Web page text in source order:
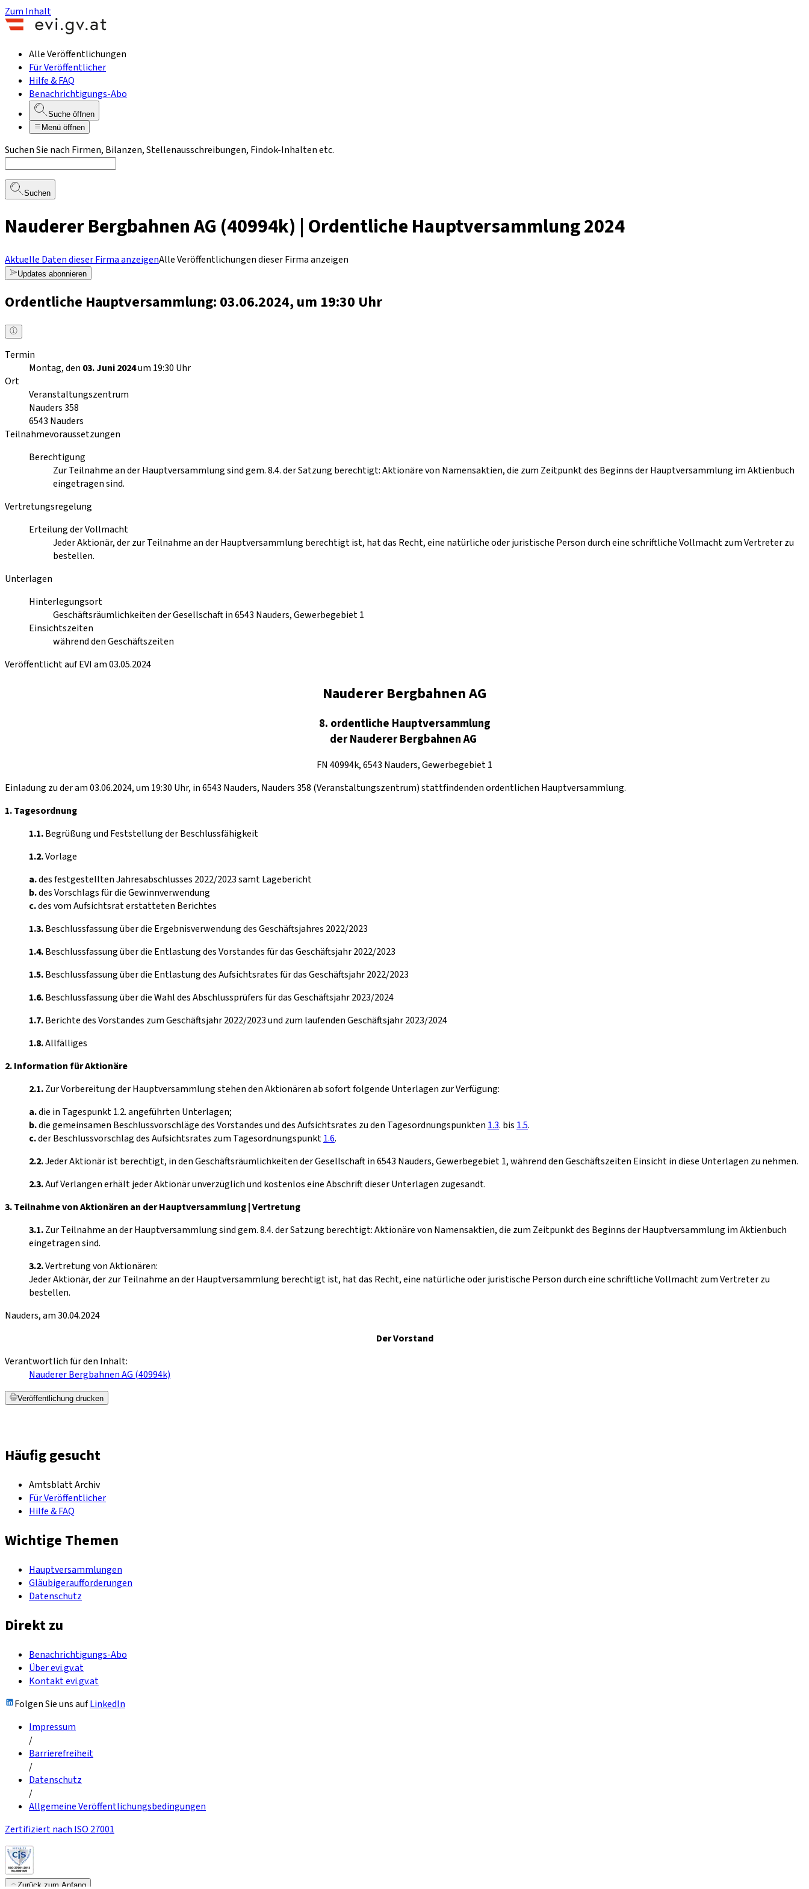
Zum Inhalt
Alle Veröffentlichungen
Für Veröffentlicher
Hilfe & FAQ
Benachrichtigungs-Abo
Suche öffnen
Menü öffnen
Suchen Sie nach Firmen, Bilanzen, Stellenausschreibungen, Findok-Inhalten etc.
Suchen
Nauderer Bergbahnen AG (40994k) | Ordentliche Hauptversammlung 2024
Aktuelle Daten dieser Firma anzeigenAlle Veröffentlichungen dieser Firma anzeigen
Updates abonnieren
Ordentliche Hauptversammlung: 03.06.2024, um 19:30 Uhr
Termin
Montag, den 03. Juni 2024um 19:30 Uhr
Ort
Veranstaltungszentrum
Nauders 358
6543 Nauders
Teilnahmevoraussetzungen
Berechtigung
Zur Teilnahme an der Hauptversammlung sind gem. 8.4. der Satzung berechtigt: Aktionäre von Namensaktien, die zum Zeitpunkt des Beginns der Hauptversammlung im Aktienbuch
eingetragen sind.
Vertretungsregelung
Erteilung der Vollmacht
Jeder Aktionär, der zur Teilnahme an der Hauptversammlung berechtigt ist, hat das Recht, eine natürliche oder juristische Person durch eine schriftliche Vollmacht zum Vertreter zu
bestellen.
Unterlagen
Hinterlegungsort
Geschäftsräumlichkeiten der Gesellschaft in 6543 Nauders, Gewerbegebiet 1
Einsichtszeiten
während den Geschäftszeiten
Veröffentlicht auf EVI am 03.05.2024
Nauderer Bergbahnen AG
8. ordentliche Hauptversammlung
der Nauderer Bergbahnen AG
FN 40994k, 6543 Nauders, Gewerbegebiet 1
Einladung zu der am 03.06.2024, um 19:30 Uhr, in 6543 Nauders, Nauders 358 (Veranstaltungszentrum) stattfindenden ordentlichen Hauptversammlung.
1. Tagesordnung
1.1.Begrüßung und Feststellung der Beschlussfähigkeit
1.2.Vorlage
a.des festgestellten Jahresabschlusses 2022/2023 samt Lagebericht
b.des Vorschlags für die Gewinnverwendung
c.des vom Aufsichtsrat erstatteten Berichtes
1.3.Beschlussfassung über die Ergebnisverwendung des Geschäftsjahres 2022/2023
1.4.Beschlussfassung über die Entlastung des Vorstandes für das Geschäftsjahr 2022/2023
1.5.Beschlussfassung über die Entlastung des Aufsichtsrates für das Geschäftsjahr 2022/2023
1.6.Beschlussfassung über die Wahl des Abschlussprüfers für das Geschäftsjahr 2023/2024
1.7.Berichte des Vorstandes zum Geschäftsjahr 2022/2023 und zum laufenden Geschäftsjahr 2023/2024
1.8.Allfälliges
2. Information für Aktionäre
2.1.Zur Vorbereitung der Hauptversammlung stehen den Aktionären ab sofort folgende Unterlagen zur Verfügung:
a.die in Tagespunkt 1.2. angeführten Unterlagen;
b.die gemeinsamen Beschlussvorschläge des Vorstandes und des Aufsichtsrates zu den Tagesordnungspunkten 1.3. bis 1.5.
c.der Beschlussvorschlag des Aufsichtsrates zum Tagesordnungspunkt1.6.
2.2.Jeder Aktionär ist berechtigt, in den Geschäftsräumlichkeiten der Gesellschaft in 6543 Nauders, Gewerbegebiet 1, während den Geschäftszeiten Einsicht in diese Unterlagen zu nehmen.
2.3.Auf Verlangen erhält jeder Aktionär unverzüglich und kostenlos eine Abschrift dieser Unterlagen zugesandt.
3. Teilnahme von Aktionären an der Hauptversammlung | Vertretung
3.1.Zur Teilnahme an der Hauptversammlung sind gem. 8.4. der Satzung berechtigt: Aktionäre von Namensaktien, die zum Zeitpunkt des Beginns der Hauptversammlung im Aktienbuch
eingetragen sind.
3.2.Vertretung von Aktionären:
Jeder Aktionär, der zur Teilnahme an der Hauptversammlung berechtigt ist, hat das Recht, eine natürliche oder juristische Person durch eine schriftliche Vollmacht zum Vertreter zu
bestellen.
Nauders, am 30.04.2024
Der Vorstand
Verantwortlich für den Inhalt:
Nauderer Bergbahnen AG (40994k)
Veröffentlichung drucken
Häufig gesucht
Amtsblatt Archiv
Für Veröffentlicher
Hilfe & FAQ
Wichtige Themen
Hauptversammlungen
Gläubigeraufforderungen
Datenschutz
Direkt zu
Benachrichtigungs-Abo
Über evi.gv.at
Kontakt evi.gv.at
Folgen Sie uns aufLinkedIn
Impressum
/
Barrierefreiheit
/
Datenschutz
/
Allgemeine Veröffentlichungsbedingungen
Zertifiziert nach ISO 27001
Zurück zum Anfang